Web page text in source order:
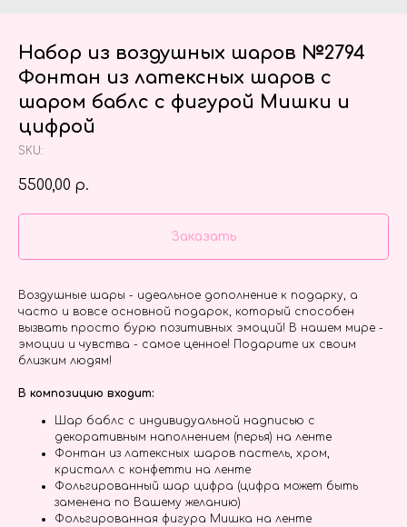
Набор из воздушных шаров №2794
Фонтан из латексных шаров с
шаром баблс с фигурой Мишки и
цифрой
SKU:
5500,00 р.
Заказать
Воздушные шары - идеальное дополнение к подарку, а
часто и вовсе основной подарок, который способен
вызвать просто бурю позитивных эмоций! В нашем мире -
эмоции и чувства - самое ценное! Подарите их своим
близким людям!
В композицию входит:
Шар баблс с индивидуальной надписью с
декоративным наполнением (перья) на ленте
Фонтан из латексных шаров пастель, хром,
кристалл с конфетти на ленте
Фольгированный шар цифра (цифра может быть
заменена по Вашему желанию)
Фольгированная фигура Мишка на ленте